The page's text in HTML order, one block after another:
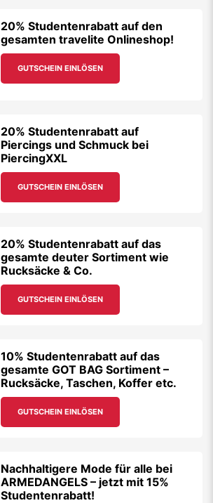
20% Studentenrabatt auf den
gesamten travelite Onlineshop!
GUTSCHEIN EINLÖSEN
20% Studentenrabatt auf
Piercings und Schmuck bei
PiercingXXL
GUTSCHEIN EINLÖSEN
20% Studentenrabatt auf das
gesamte deuter Sortiment wie
Rucksäcke & Co.
GUTSCHEIN EINLÖSEN
10% Studentenrabatt auf das
gesamte GOT BAG Sortiment –
Rucksäcke, Taschen, Koffer etc.
GUTSCHEIN EINLÖSEN
Nachhaltigere Mode für alle bei
ARMEDANGELS – jetzt mit 15%
Studentenrabatt!